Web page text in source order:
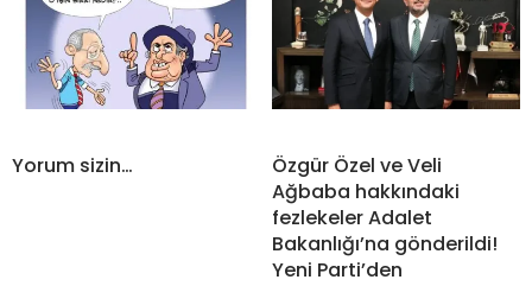
Yorum sizin…
Özgür Özel ve Veli
Ağbaba hakkındaki
fezlekeler Adalet
Bakanlığı’na gönderildi!
Yeni Parti’den